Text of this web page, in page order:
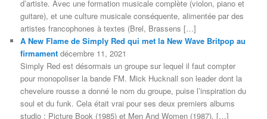
d’artiste. Avec une formation musicale complète (violon, piano et
guitare), et une culture musicale conséquente, alimentée par des
artistes francophones à textes (Brel, Brassens […]
A New Flame de Simply Red qui met la New Wave Britpop au
firmament décembre 11, 2021
Simply Red est désormais un groupe sur lequel il faut compter
pour monopoliser la bande FM. Mick Hucknall son leader dont la
chevelure rousse a donné le nom du groupe, puise l’inspiration du
soul et du funk. Cela était vrai pour ses deux premiers albums
studio : Picture Book (1985) et Men And Women (1987). […]